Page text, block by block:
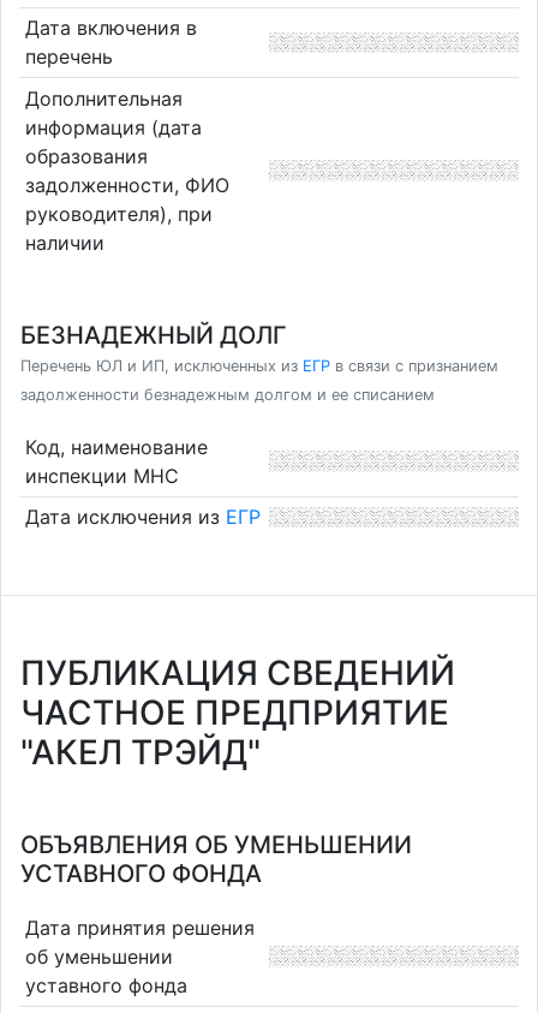
Дата включения в
перечень
Дополнительная
информация (дата
образования
задолженности, ФИО
руководителя), при
наличии
БЕЗНАДЕЖНЫЙ ДОЛГ
Перечень ЮЛ и ИП, исключенных из ЕГР в связи с признанием
задолженности безнадежным долгом и ее списанием
Код, наименование
инспекции МНС
Дата исключения из ЕГР
ПУБЛИКАЦИЯ СВЕДЕНИЙ
ЧАСТНОЕ ПРЕДПРИЯТИЕ
"АКЕЛ ТРЭЙД"
ОБЪЯВЛЕНИЯ ОБ УМЕНЬШЕНИИ
УСТАВНОГО ФОНДА
Дата принятия решения
об уменьшении
уставного фонда